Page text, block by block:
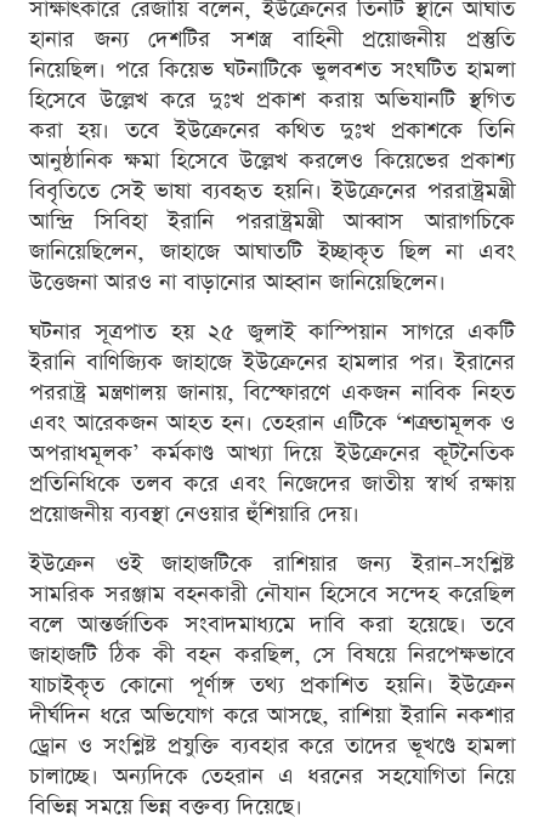
সাক্ষাৎকারে রেজায়ি বলেন, ইউক্রেনের তিনটি স্থানে আঘাত
হানার জন্য দেশটির সশস্ত্র বাহিনী প্রয়োজনীয় প্রস্তুতি
নিয়েছিল। পরে কিয়েভ ঘটনাটিকে ভুলবশত সংঘটিত হামলা
হিসেবে উল্লেখ করে দুঃখ প্রকাশ করায় অভিযানটি স্থগিত
করা হয়। তবে ইউক্রেনের কথিত দুঃখ প্রকাশকে তিনি
আনুষ্ঠানিক ক্ষমা হিসেবে উল্লেখ করলেও কিয়েভের প্রকাশ্য
বিবৃতিতে সেই ভাষা ব্যবহৃত হয়নি। ইউক্রেনের পররাষ্ট্রমন্ত্রী
আন্দ্রি সিবিহা ইরানি পররাষ্ট্রমন্ত্রী আব্বাস আরাগচিকে
জানিয়েছিলেন, জাহাজে আঘাতটি ইচ্ছাকৃত ছিল না এবং
উত্তেজনা আরও না বাড়ানোর আহ্বান জানিয়েছিলেন।
ঘটনার সূত্রপাত হয় ২৫ জুলাই কাস্পিয়ান সাগরে একটি
ইরানি বাণিজ্যিক জাহাজে ইউক্রেনের হামলার পর। ইরানের
পররাষ্ট্র মন্ত্রণালয় জানায়, বিস্ফোরণে একজন নাবিক নিহত
এবং আরেকজন আহত হন। তেহরান এটিকে ‘শত্রুতামূলক ও
অপরাধমূলক’ কর্মকাণ্ড আখ্যা দিয়ে ইউক্রেনের কূটনৈতিক
প্রতিনিধিকে তলব করে এবং নিজেদের জাতীয় স্বার্থ রক্ষায়
প্রয়োজনীয় ব্যবস্থা নেওয়ার হুঁশিয়ারি দেয়।
ইউক্রেন ওই জাহাজটিকে রাশিয়ার জন্য ইরান-সংশ্লিষ্ট
সামরিক সরঞ্জাম বহনকারী নৌযান হিসেবে সন্দেহ করেছিল
বলে আন্তর্জাতিক সংবাদমাধ্যমে দাবি করা হয়েছে। তবে
জাহাজটি ঠিক কী বহন করছিল, সে বিষয়ে নিরপেক্ষভাবে
যাচাইকৃত কোনো পূর্ণাঙ্গ তথ্য প্রকাশিত হয়নি। ইউক্রেন
দীর্ঘদিন ধরে অভিযোগ করে আসছে, রাশিয়া ইরানি নকশার
ড্রোন ও সংশ্লিষ্ট প্রযুক্তি ব্যবহার করে তাদের ভূখণ্ডে হামলা
চালাচ্ছে। অন্যদিকে তেহরান এ ধরনের সহযোগিতা নিয়ে
বিভিন্ন সময়ে ভিন্ন বক্তব্য দিয়েছে।